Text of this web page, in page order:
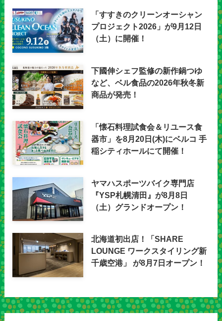
「すすきのクリーンオーシャン
プロジェクト2026」が9月12日
（土）に開催！
下國伸シェフ監修の新作鍋つゆ
など、ベル食品の2026年秋冬新
商品が発売！
「懐石料理試食会＆リユース食
器市」を8月20日(木)にベルコ 手
稲シティホールにて開催！
ヤマハスポーツバイク専門店
『YSP札幌清田』が8月8日
（土）グランドオープン！
北海道初出店！「SHARE
LOUNGE ワークスタイリング新
千歳空港」 が8月7日オープン！